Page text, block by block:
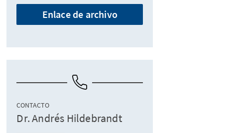
Enlace de archivo
CONTACTO
Dr. Andrés Hildebrandt